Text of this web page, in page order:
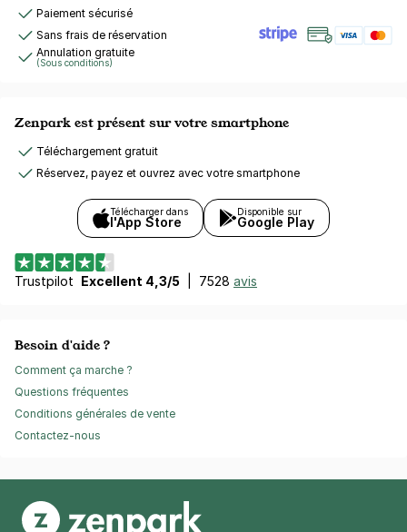
Paiement sécurisé
Sans frais de réservation
Annulation gratuite
(Sous conditions)
Zenpark est présent sur votre smartphone
Téléchargement gratuit
Réservez, payez et ouvrez avec votre smartphone
Télécharger dans
l'App Store
Disponible sur
Google Play
Trustpilot Excellent 4,3/5 7528 avis
Besoin d'aide ?
Comment ça marche ?
Questions fréquentes
Conditions générales de vente
Contactez-nous